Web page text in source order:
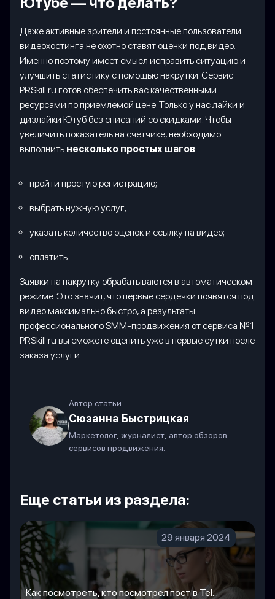
Даже активные зрители и постоянные пользователи
видеохостинга не охотно ставят оценки под видео.
Именно поэтому имеет смысл исправить ситуацию и
улучшить статистику с помощью накрутки. Сервис
PRSkill.ru готов обеспечить вас качественными
ресурсами по приемлемой цене. Только у нас лайки и
дизлайки Ютуб без списаний со скидками. Чтобы
увеличить показатель на счетчике, необходимо
выполнить несколько простых шагов:
пройти простую регистрацию;
выбрать нужную услуг;
указать количество оценок и ссылку на видео;
оплатить.
Заявки на накрутку обрабатываются в автоматическом
режиме. Это значит, что первые сердечки появятся под
видео максимально быстро, а результаты
профессионального SMM-продвижения от сервиса №1
PRSkill.ru вы сможете оценить уже в первые сутки после
заказа услуги.
Автор статьи
Сюзанна Быстрицкая
Маркетолог, журналист, автор обзоров
сервисов продвижения.
Еще статьи из раздела:
29 января 2024
Как посмотреть, кто посмотрел пост в Tel...